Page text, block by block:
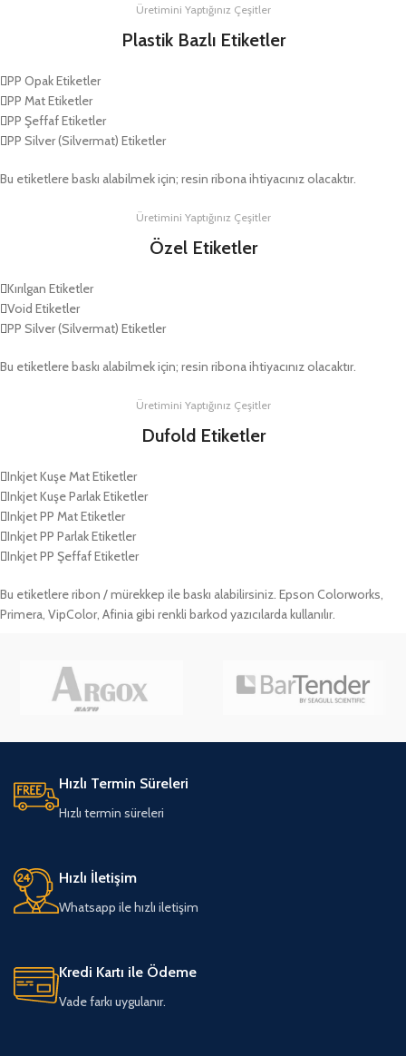
Üretimini Yaptığınız Çeşitler
Plastik Bazlı Etiketler
PP Opak Etiketler
PP Mat Etiketler
PP Şeffaf Etiketler
PP Silver (Silvermat) Etiketler
Bu etiketlere baskı alabilmek için; resin ribona ihtiyacınız olacaktır.
Üretimini Yaptığınız Çeşitler
Özel Etiketler
Kırılgan Etiketler
Void Etiketler
PP Silver (Silvermat) Etiketler
Bu etiketlere baskı alabilmek için; resin ribona ihtiyacınız olacaktır.
Üretimini Yaptığınız Çeşitler
Dufold Etiketler
Inkjet Kuşe Mat Etiketler
Inkjet Kuşe Parlak Etiketler
Inkjet PP Mat Etiketler
Inkjet PP Parlak Etiketler
Inkjet PP Şeffaf Etiketler
Bu etiketlere ribon / mürekkep ile baskı alabilirsiniz. Epson Colorworks,
Primera, VipColor, Afinia gibi renkli barkod yazıcılarda kullanılır.
Hızlı Termin Süreleri
Hızlı termin süreleri
Hızlı İletişim
Whatsapp ile hızlı iletişim
Kredi Kartı ile Ödeme
Vade farkı uygulanır.